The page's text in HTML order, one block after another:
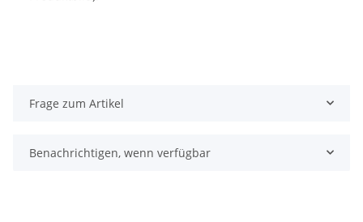
Frage zum Artikel
Benachrichtigen, wenn verfügbar